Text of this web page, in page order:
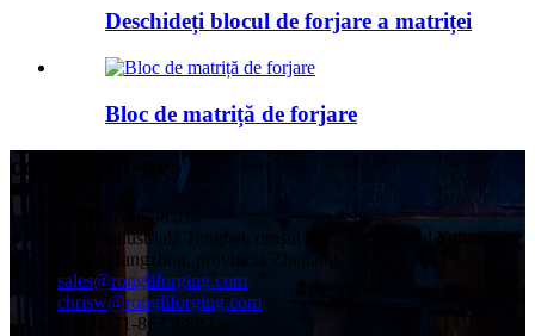
Deschideți blocul de forjare a matriței
Bloc de matriță de forjare
contactaţi-ne
+86-18268558107
Zona Industrială Tangbei, orașul Tangqi, districtul Yuhang,
orașul Hangzhou, provincia Zhejiang, China
sales@rongliforging.com
chrisw@rongliforging.com
+86-0571-86356882